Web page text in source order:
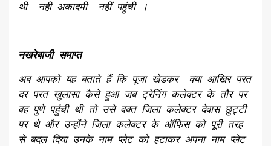
थी नही अकादमी नहीं पहुंची ।
नखरेबाजी समाप्त
अब आपको यह बताते हैं कि पूजा खेडकर क्या आखिर परत
दर परत खुलासा कैसे हुआ जब ट्रेनिंग कलेक्टर के तौर पर
वह पुणे पहुंची थी तो उसे वक्त जिला कलेक्टर देवास छुट्टी
पर थे और उन्होंने जिला कलेक्टर के ऑफिस को पूरी तरह
से बदल दिया उनके नाम प्लेट को हटाकर अपना नाम प्लेट